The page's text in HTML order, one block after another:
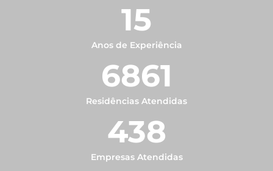
15
Anos de Experiência
6861
Residências Atendidas
438
Empresas Atendidas